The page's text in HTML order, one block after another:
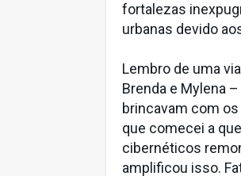
fortalezas
urbanas devido
Lembro de uma
Brenda e Mylena
brincavam com
que comecei a
cibernéticos
amplificou isso.